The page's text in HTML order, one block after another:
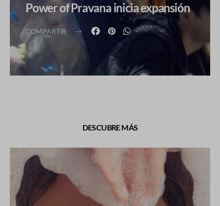
Power of Pravana inicia expansión
COMPARTIR
DESCUBRE MÁS